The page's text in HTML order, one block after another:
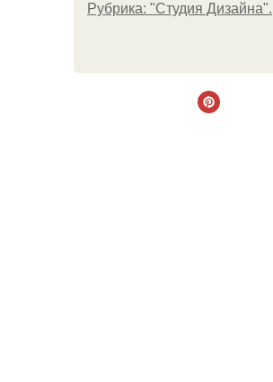
Рубрика: "Студия Дизайна".